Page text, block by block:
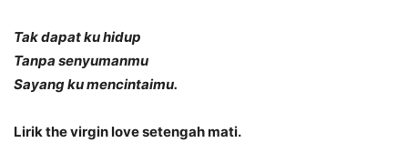
Tak dapat ku hidup
Tanpa senyumanmu
Sayang ku mencintaimu.
Lirik the virgin love setengah mati.